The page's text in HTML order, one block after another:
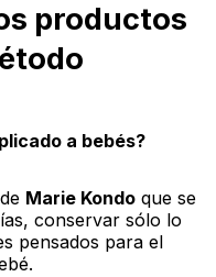
productos
a bebés?
Marie Kondo que se
conservar sólo lo
pensados para el